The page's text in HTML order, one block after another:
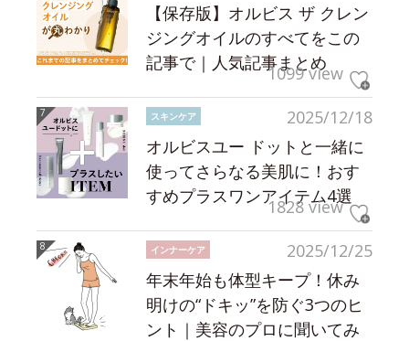
【保存版】オルビス ザ クレン
ジングオイルのすべてをこの
記事で｜人気記事まとめ
1099 view
2025/12/18
スキンケア
オルビスユー ドットと一緒に
使ってさらなる美肌に！おす
すめプラスワンアイテム4選
1828 view
2025/12/25
インナーケア
年末年始も体型キープ！休み
明けの“ドキッ”を防ぐ3つのヒ
ント｜美容のプロに聞いてみ